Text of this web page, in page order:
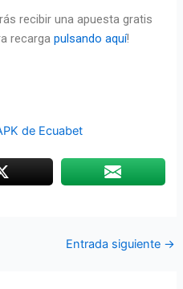
recibir una apuesta gratis
recarga pulsando aquí!
Entrada siguiente →